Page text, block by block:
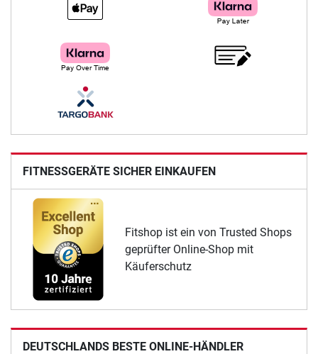
FITNESSGERÄTE SICHER EINKAUFEN
Fitshop ist ein von Trusted Shops
geprüfter Online-Shop mit
Käuferschutz
DEUTSCHLANDS BESTE ONLINE-HÄNDLER